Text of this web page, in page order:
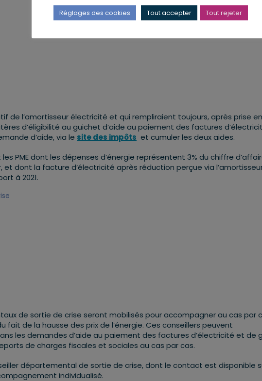
de l’amortisseur électricité et qui rempliraient toujours, après prise en
d’éligibilité au guichet d’aide au paiement des factures
d’aide, via le site des impôts et cumuler les deux aides.
PME dont les dépenses d’énergie représentent 3% du chiffre
et dont la facture d’électricité après réduction perçue via
à 2021.
de sortie de crise seront mobilisés pour accompagner au cas par
de la hausse des prix de l’énergie. Ces conseillers peuvent
les demandes d’aide au paiement des factures d’électricité et de
de charges fiscales et sociales au cas par cas.
départemental de sortie de crise, dont le contact est disponible
individualisé.
Réglages des cookies Tout accepter Tout rejeter